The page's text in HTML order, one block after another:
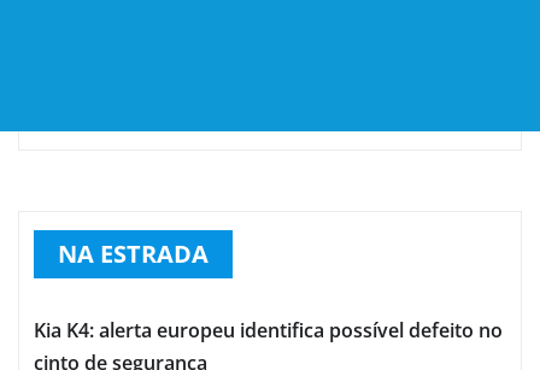
NA ESTRADA
Kia K4: alerta europeu identifica possível defeito no
cinto de segurança